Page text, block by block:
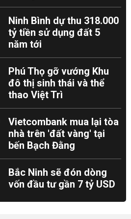
Ninh Bình dự thu 318.000
tỷ tiền sử dụng đất 5
năm tới
Phú Thọ gỡ vướng Khu
đô thị sinh thái và thể
thao Việt Trì
Vietcombank mua lại tòa
nhà trên 'đất vàng' tại
bến Bạch Đằng
Bắc Ninh sẽ đón dòng
vốn đầu tư gần 7 tỷ USD